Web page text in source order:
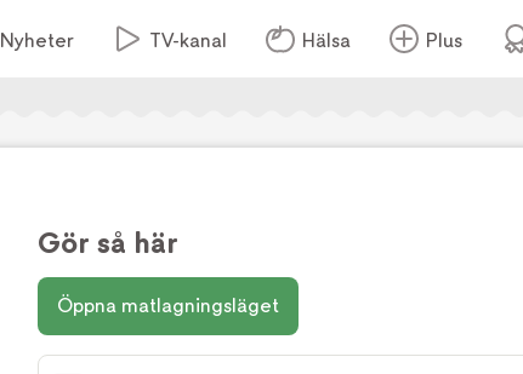
Nyheter TV-kanal Hälsa Plus
Gör så här
Öppna matlagningsläget